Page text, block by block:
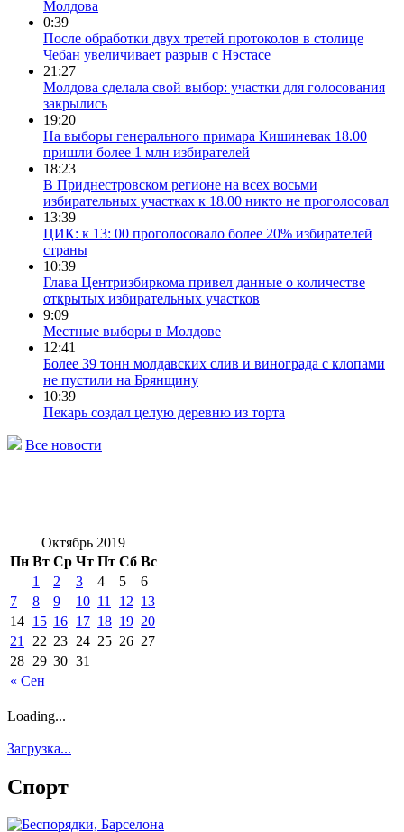
Молдова
0:39
После обработки двух третей протоколов в столице
Чебан увеличивает разрыв с Нэстасе
21:27
Молдова сделала свой выбор: участки для голосования
закрылись
19:20
На выборы генерального примара Кишиневак 18.00
пришли более 1 млн избирателей
18:23
В Приднестровском регионе на всех восьми
избирательных участках к 18.00 никто не проголосовал
13:39
ЦИК: к 13: 00 проголосовало более 20% избирателей
страны
10:39
Глава Центризбиркома привел данные о количестве
открытых избирательных участков
9:09
Местные выборы в Молдове
12:41
Более 39 тонн молдавских слив и винограда с клопами
не пустили на Брянщину
10:39
Пекарь создал целую деревню из торта
Все новости
Октябрь 2019
Пн Вт Ср Чт Пт Сб Вс
« Сен
1 2 3 4 5
6
7
8 9 10 11 12 13
14 15 16 17 18 19 20
21
22 23 24 25 26 27
28 29 30 31
Loading...
Загрузка...
Спорт